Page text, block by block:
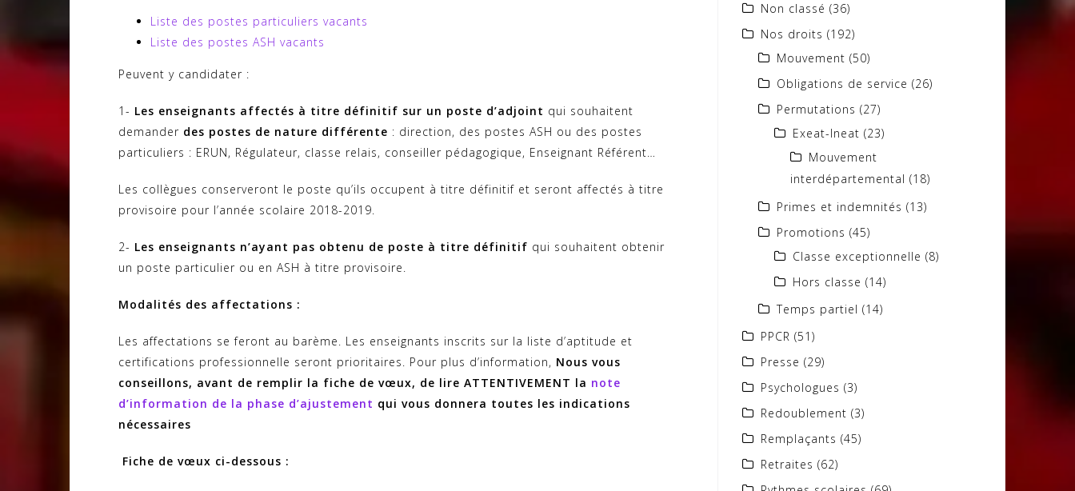
Liste des postes particuliers vacants
Liste des postes ASH vacants
Peuvent y candidater :
1- Les enseignants affectés à titre définitif sur un poste d’adjoint qui souhaitent
demander des postes de nature différente : direction, des postes ASH ou des postes
particuliers : ERUN, Régulateur, classe relais, conseiller pédagogique, Enseignant Référent…
Les collègues conserveront le poste qu’ils occupent à titre définitif et seront affectés à titre
provisoire pour l’année scolaire 2018-2019.
2- Les enseignants n’ayant pas obtenu de poste à titre définitif qui souhaitent obtenir
un poste particulier ou en ASH à titre provisoire.
Modalités des affectations :
Les affectations se feront au barème. Les enseignants inscrits sur la liste d’aptitude et
certifications professionnelle seront prioritaires. Pour plus d’information, Nous vous
conseillons, avant de remplir la fiche de vœux, de lire ATTENTIVEMENT la note
d’information de la phase d’ajustement qui vous donnera toutes les indications
nécessaires
Fiche de vœux ci-dessous :
Non classé (36)
Nos droits (192)
Mouvement (50)
Obligations de service (26)
Permutations (27)
Exeat-Ineat (23)
Mouvement
interdépartemental (18)
Primes et indemnités (13)
Promotions (45)
Classe exceptionnelle (8)
Hors classe (14)
Temps partiel (14)
PPCR (51)
Presse (29)
Psychologues (3)
Redoublement (3)
Remplaçants (45)
Retraites (62)